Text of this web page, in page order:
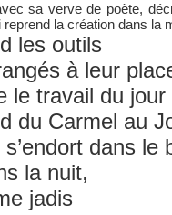
sa verve de poète,
reprend la création dans la
les outils
à leur
le travail du jour
du Carmel au
s’endort dans le
la nuit,
jadis